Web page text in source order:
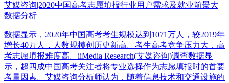
艾媒咨询|2020中国高考志愿填报行业用户需求及就业前景大
数据分析
数据显示，2020年中国高考考生规模达到1071万人，较2019年
增长40万人，人数规模创历史新高。考生高考竞争压力大，高
考志愿填报难度高。iiMedia Research(艾媒咨询)调查数据显
示，超四成中国高考关注者将专业选择作为志愿填报时的首要
考量因素。艾媒咨询分析师认为，随着信息技术和交通设施的